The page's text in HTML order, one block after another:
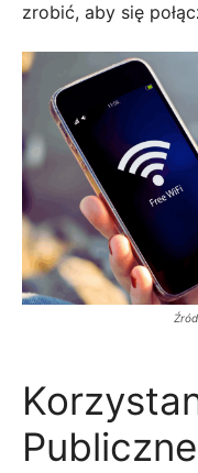
zrobić, aby się